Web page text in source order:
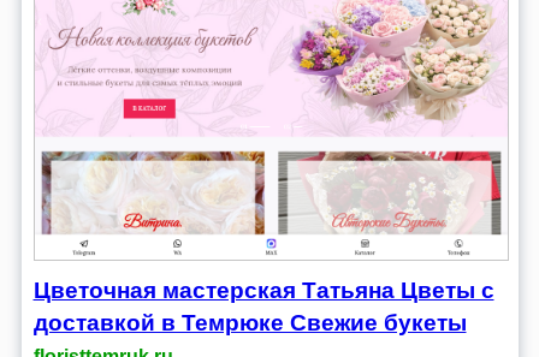
Цветочная мастерская Татьяна Цветы с
доставкой в Темрюке Свежие букеты